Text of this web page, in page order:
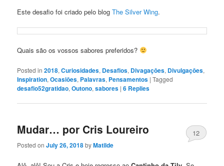
Este desafio foi criado pelo blogThe Silver Wing.
Quais são os vossos sabores preferidos?
Posted in 2018,Curiosidades, Desafios, Divagaçōes, Divulgaçōes,
Inspiration,Ocasiōes, Palavras, Pensamentos |Tagged
desafio52gratidao,Outono,sabores |6 Replies
Mudar… por Cris Loureiro
Posted onJuly 26, 2018byMatilde
12